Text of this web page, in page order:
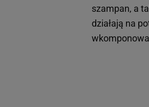
szampan, a
działają na